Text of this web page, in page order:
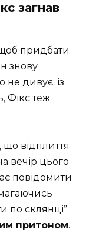
загнав
придбати
знову
не дивує: із
Фікс теж
що відплиття
вечір цього
повідомити
по склянці”
притоном.